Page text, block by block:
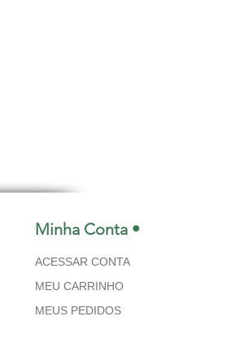
Minha Conta •
ACESSAR CONTA
MEU CARRINHO
MEUS PEDIDOS